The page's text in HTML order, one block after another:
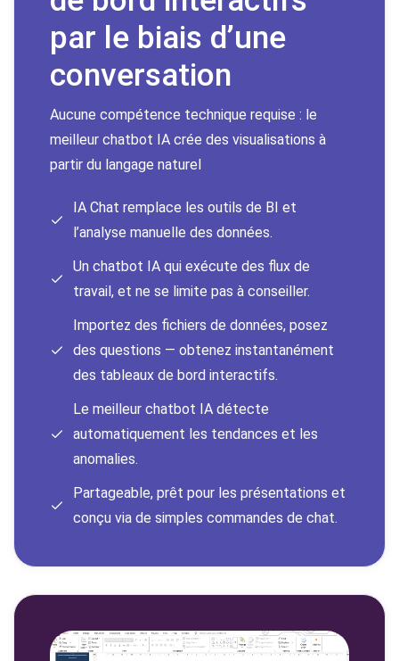
par le biais d’une
conversation
Aucune compétence technique requise : le
meilleur chatbot IA crée des visualisations à
partir du langage naturel
IA Chat remplace les outils de BI et
l’analyse manuelle des données.
Un chatbot IA qui exécute des flux de
travail, et ne se limite pas à conseiller.
Importez des fichiers de données, posez
des questions — obtenez instantanément
des tableaux de bord interactifs.
Le meilleur chatbot IA détecte
automatiquement les tendances et les
anomalies.
Partageable, prêt pour les présentations et
conçu via de simples commandes de chat.